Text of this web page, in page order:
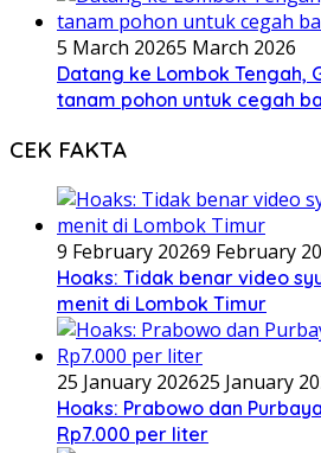
5 March 20265 March 2026
Datang ke Lombok Tengah,
tanam pohon untuk cegah
CEK FAKTA
9 February 20269 February
Hoaks: Tidak benar video
menit di Lombok Timur
25 January 202625 January
Hoaks: Prabowo dan
Rp7.000 per liter